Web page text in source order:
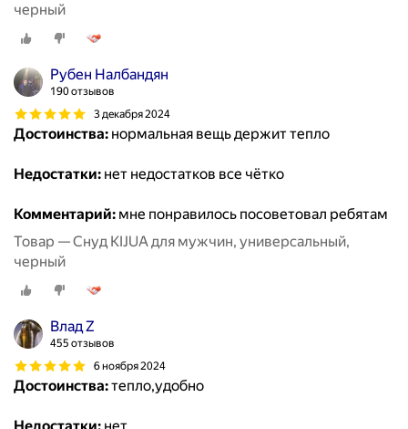
черный
Рубен Налбандян
190 отзывов
3 декабря 2024
Достоинства: нормальная вещь держит тепло
Недостатки: нет недостатков все чётко
Комментарий: мне понравилось посоветовал ребятам
Товар — Снуд KIJUA для мужчин, универсальный,
черный
Влад Z
455 отзывов
6 ноября 2024
Достоинства:тепло,удобно